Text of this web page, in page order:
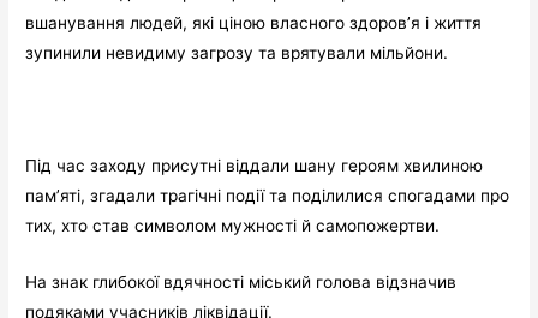
вшанування людей, які ціною власного здоров’я і життя
зупинили невидиму загрозу та врятували мільйони.
Під час заходу присутні віддали шану героям хвилиною
памʼяті, згадали трагічні події та поділилися спогадами про
тих, хто став символом мужності й самопожертви.
На знак глибокої вдячності міський голова відзначив
подяками учасників ліквідації.